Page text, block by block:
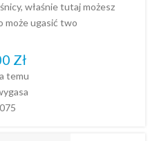
właśnie tutaj możesz
może ugasić two
Zł
temu